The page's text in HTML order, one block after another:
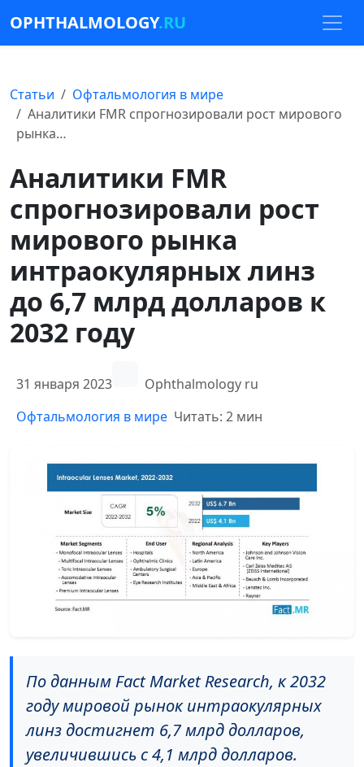
OPHTHALMOLOGY.RU
Статьи
Офтальмология в мире
Аналитики FMR спрогнозировали рост мирового
рынка…
Аналитики FMR
спрогнозировали рост
мирового рынка
интраокулярных линз
до 6,7 млрд долларов к
2032 году
31 января 2023
Ophthalmology ru
Офтальмология в мире Читать: 2 мин
По данным Fact Market Research, к 2032
году мировой рынок интраокулярных
линз достигнет 6,7 млрд долларов,
увеличившись с 4,1 млрд долларов.